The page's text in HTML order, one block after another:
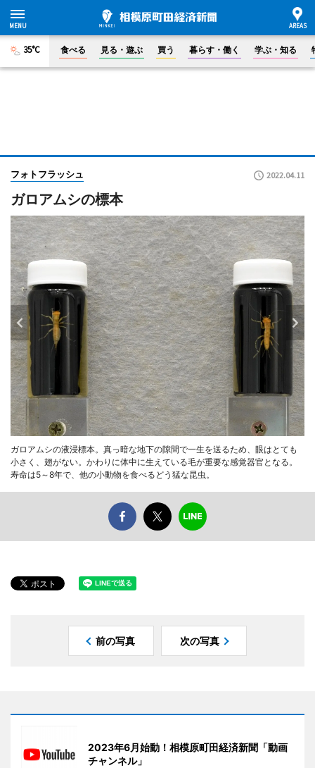
35°C 食べる 見る・遊ぶ 買う 暮らす・働く 学ぶ・知る
フォトフラッシュ 2022.04.11
ガロアムシの標本
ガロアムシの液浸標本。真っ暗な地下の隙間で一生を送るため、眼はとても
小さく、翅がない。かわりに体中に生えている毛が重要な感覚器官となる。
寿命は5～8年で、他の小動物を食べるどう猛な昆虫。
前の写真 次の写真
2023年6月始動！相模原町田経済新聞「動画
チャンネル」